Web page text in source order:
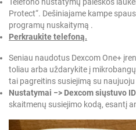
Telefono nustatymų paieškos
Protect“. Dešiniajame kampe
programų nuskaitymą .
Perkraukite telefoną.
Seniau naudotus Dexcom One+
toliau arba uždarykite į
tai pagreitins susiejimą su
Nustatymai −> Dexcom siųstuvo ID
skaitmenų susiejimo kodą, esantį